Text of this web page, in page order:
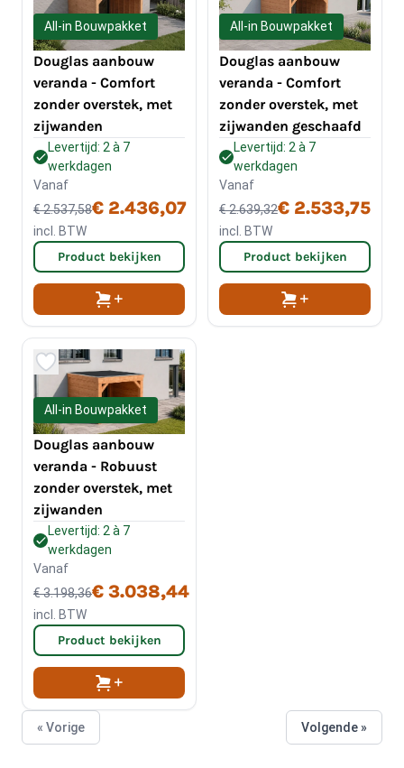
All-in Bouwpakket
Douglas aanbouw
veranda - Comfort
zonder overstek, met
zijwanden
Levertijd: 2 à 7
werkdagen
Vanaf
€ 2.537,58€ 2.436,07
incl. BTW
Product bekijken
All-in Bouwpakket
Douglas aanbouw
veranda - Comfort
zonder overstek, met
zijwanden geschaafd
Levertijd: 2 à 7
werkdagen
Vanaf
€ 2.639,32€ 2.533,75
incl. BTW
Product bekijken
All-in Bouwpakket
Douglas aanbouw
veranda - Robuust
zonder overstek, met
zijwanden
Levertijd: 2 à 7
werkdagen
Vanaf
€ 3.198,36€ 3.038,44
incl. BTW
Product bekijken
« Vorige Volgende »